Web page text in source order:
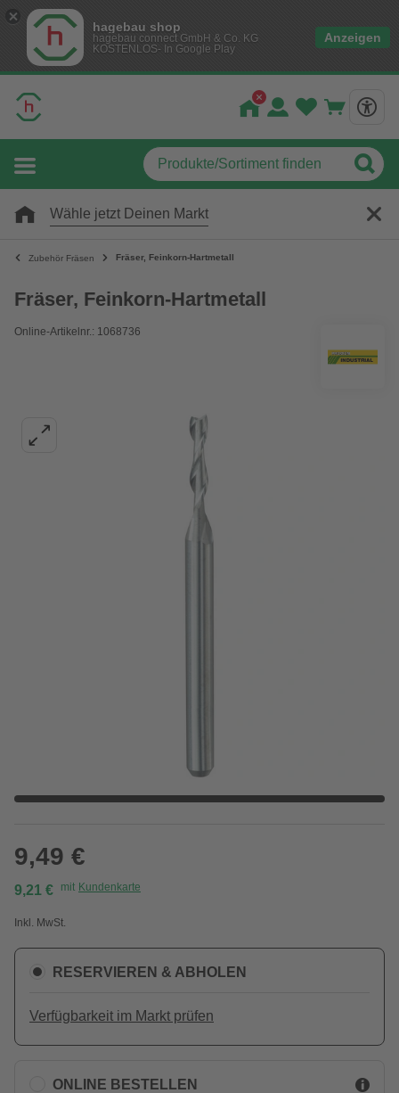
hagebau shop
hagebau connect GmbH & Co. KG
KOSTENLOS- In Google Play
Anzeigen
Wähle jetzt Deinen Markt
Zubehör Fräsen Fräser, Feinkorn-Hartmetall
Fräser, Feinkorn-Hartmetall
Online-Artikelnr.: 1068736
9,49 €
9,21 € mit Kundenkarte
Inkl. MwSt.
RESERVIEREN & ABHOLEN
Verfügbarkeit im Markt prüfen
ONLINE BESTELLEN